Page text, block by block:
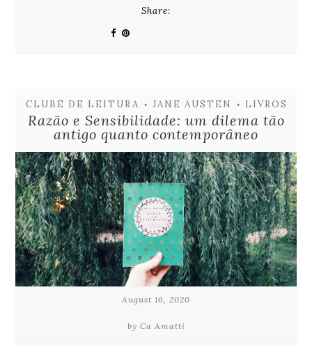
Share:
CLUBE DE LEITURA • JANE AUSTEN • LIVROS
Razão e Sensibilidade: um dilema tão
antigo quanto contemporâneo
August 16, 2020
by Ca Amatti